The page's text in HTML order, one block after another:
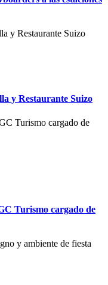
y Restaurante Suizo
Turismo cargado de